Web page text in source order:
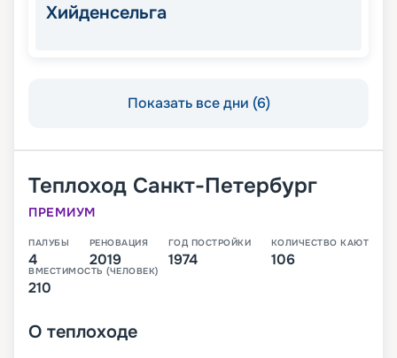
Хийденсельга
Показать все дни (6)
Теплоход Санкт-Петербург
ПРЕМИУМ
ПАЛУБЫ
4
РЕНОВАЦИЯ
2019
ГОД ПОСТРОЙКИ
1974
КОЛИЧЕСТВО КАЮТ
106
ВМЕСТИМОСТЬ (ЧЕЛОВЕК)
210
О теплоходе